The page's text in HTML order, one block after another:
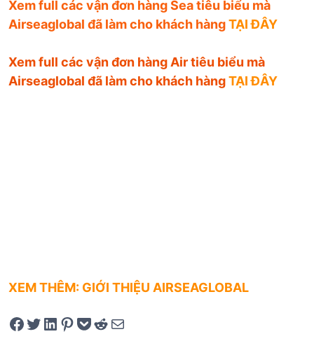
Xem full các vận đơn hàng Sea tiêu biểu mà
Airseaglobal đã làm cho khách hàngTẠI ĐÂY
Xem full các vận đơn hàng Air tiêu biểu mà
Airseaglobal đã làm cho khách hàngTẠI ĐÂY
XEM THÊM: GIỚI THIỆU AIRSEAGLOBAL
Share on Facebook Tweet on Twitter Share on LinkedIn Pin on Pinterest Save to pocket Share on Reddit Share via Email